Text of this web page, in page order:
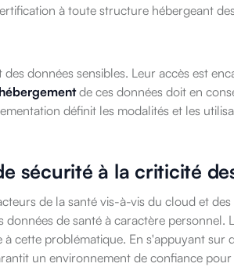
à toute structure hébergeant
données sensibles. Leur accès est
hébergementde ces données doit en
définit les modalités et les
sécurité à la criticité
de la santé vis-à-vis du cloud et
de santé à caractère personnel.
cette problématique. En s'appuyant sur
un environnement de confiance